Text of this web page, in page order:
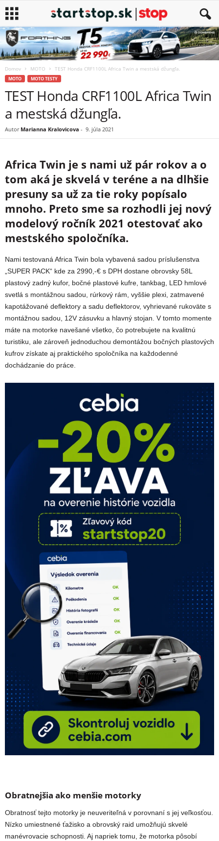
Domov MOTO TEST Honda CRF1100L Africa Twin a mestská džungľa.
MOTO MOTO TESTY
TEST Honda CRF1100L Africa Twin
a mestská džungľa.
Autor Marianna Kralovicova - 9. júla 2021
Africa Twin je s nami už pár rokov a o
tom aká je skvelá v teréne a na dlhšie
presuny sa už za tie roky popísalo
mnoho. Preto sme sa rozhodli jej nový
modelový ročník 2021 otestovať ako
mestského spoločníka.
Nami testovaná Africa Twin bola vybavená sadou príslušenstva
„SUPER PACK“ kde za 2990,-€ s DPH dostane obrovsky 58L
plastový zadný kufor, bočné plastové kufre, tankbag, LED hmlové
svetlá s montážnou sadou, rúrkový rám, vyššie plexi, zatmavené
kapotážované deflektory a sadu deflektorov, vyhrievané rukoväte s
montážnou sadou, 12V zásuvku a hlavný stojan. V tomto momente
máte na motorke navešané všetko, čo potrebujete na kvalitnú
turistiku, ale zároveň jednoduchou demontážou bočných plastových
kufrov získate aj praktického spoločníka na každodenné
dochádzanie do práce.
Obratnejšia ako menšie motorky
Obratnosť tejto motorky je neuveriteľná v porovnaní s jej veľkosťou.
Nízko umiestnené ťažisko a obrovský raid umožňujú skvelé
manévrovacie schopnosti. Aj napriek tomu, že motorka pôsobí